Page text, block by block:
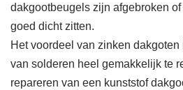
dakgootbeugels zijn afgebroken
goed dicht zitten.
Het voordeel van zinken
van solderen heel gemakkelijk te
repareren van een kunststof